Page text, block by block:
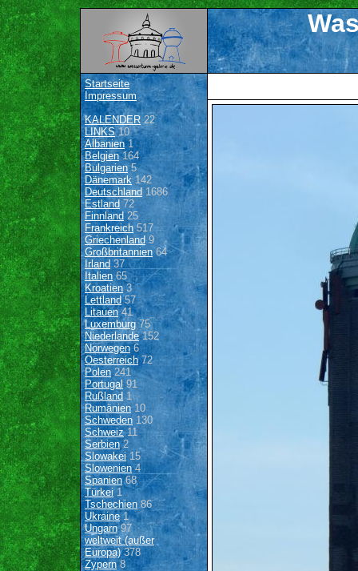
Startseite
Impressum
KALENDER22
LINKS10
Albanien1
Belgien164
Bulgarien 5
Dänemark142
Deutschland 1686
Estland 72
Finnland 25
Frankreich517
Griechenland9
Großbritannien64
Irland 37
Italien65
Kroatien3
Lettland57
Litauen41
Luxemburg 75
Niederlande152
Norwegen6
Oesterreich72
Polen 241
Portugal91
Rußland 1
Rumänien10
Schweden 130
Schweiz11
Serbien2
Slowakei15
Slowenien4
Spanien68
Türkei1
Tschechien 86
Ukraine1
Ungarn97
weltweit (außer
Europa)378
Zypern8